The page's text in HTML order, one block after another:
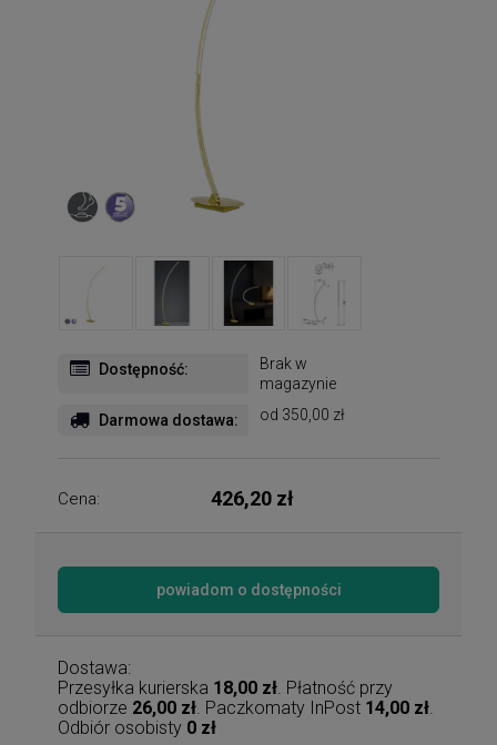
Dostępność:
Brak w
magazynie
Darmowa dostawa: od 350,00 zł
Cena: 426,20 zł
powiadom o dostępności
Dostawa:
Przesyłka kurierska 18,00 zł . Płatność przy
odbiorze 26,00 zł . Paczkomaty InPost 14,00 zł
Odbiór osobisty 0 zł